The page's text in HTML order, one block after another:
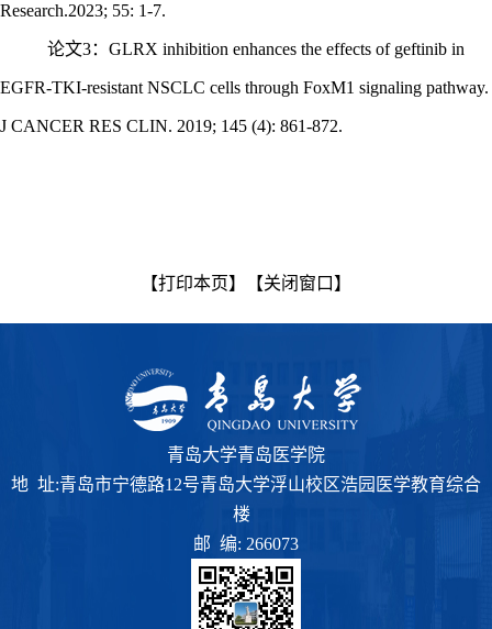
Research.2023; 55: 1-7.
论文3：GLRX inhibition enhances the effects of geftinib in
EGFR-TKI-resistant NSCLC cells through FoxM1 signaling pathway.
J CANCER RES CLIN. 2019; 145 (4): 861-872.
【打印本页】 【关闭窗口】
青岛大学青岛医学院
地 址:青岛市宁德路12号青岛大学浮山校区浩园医学教育综合
楼
邮 编: 266073